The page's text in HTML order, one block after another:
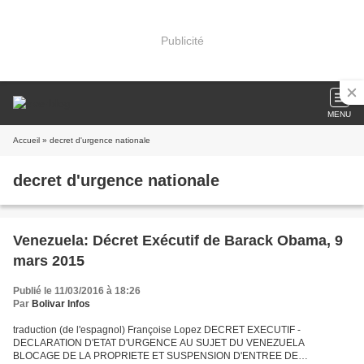
Publicité
MENU
Accueil » decret d'urgence nationale
decret d'urgence nationale
Venezuela: Décret Exécutif de Barack Obama, 9
mars 2015
Publié le 11/03/2016 à 18:26
Par Bolivar Infos
traduction (de l'espagnol) Françoise Lopez DECRET EXECUTIF -
DECLARATION D'ETAT D'URGENCE AU SUJET DU VENEZUELA
BLOCAGE DE LA PROPRIETE ET SUSPENSION D'ENTREE DE